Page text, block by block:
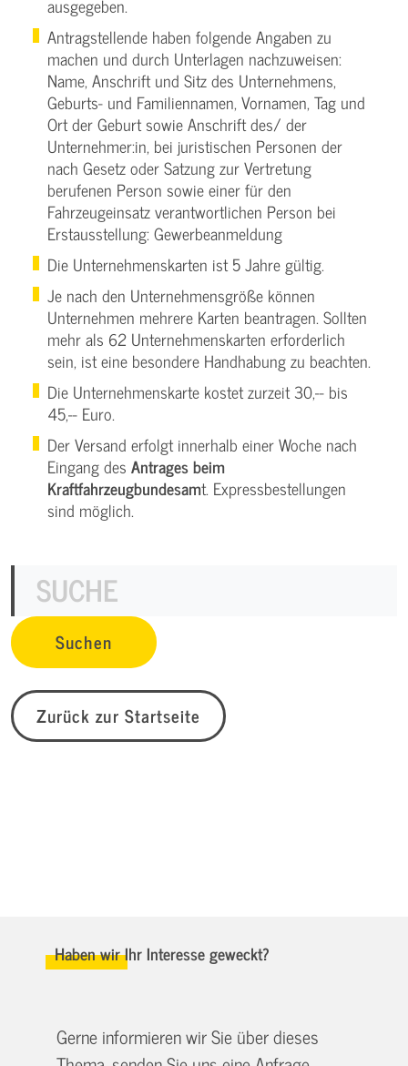
ausgegeben.
Antragstellende haben folgende Angaben zu
machen und durch Unterlagen nachzuweisen:
Name, Anschrift und Sitz des Unternehmens,
Geburts- und Familiennamen, Vornamen, Tag und
Ort der Geburt sowie Anschrift des/ der
Unternehmer:in, bei juristischen Personen der
nach Gesetz oder Satzung zur Vertretung
berufenen Person sowie einer für den
Fahrzeugeinsatz verantwortlichen Person bei
Erstausstellung: Gewerbeanmeldung
Die Unternehmenskarten ist 5 Jahre gültig.
Je nach den Unternehmensgröße können
Unternehmen mehrere Karten beantragen. Sollten
mehr als 62 Unternehmenskarten erforderlich
sein, ist eine besondere Handhabung zu beachten.
Die Unternehmenskarte kostet zurzeit 30,-- bis
45,-- Euro.
Der Versand erfolgt innerhalb einer Woche nach
Eingang des Antrages beim
Kraftfahrzeugbundesamt. Expressbestellungen
sind möglich.
Zurück zur Startseite
Haben wir Ihr Interesse geweckt?
Gerne informieren wir Sie über dieses